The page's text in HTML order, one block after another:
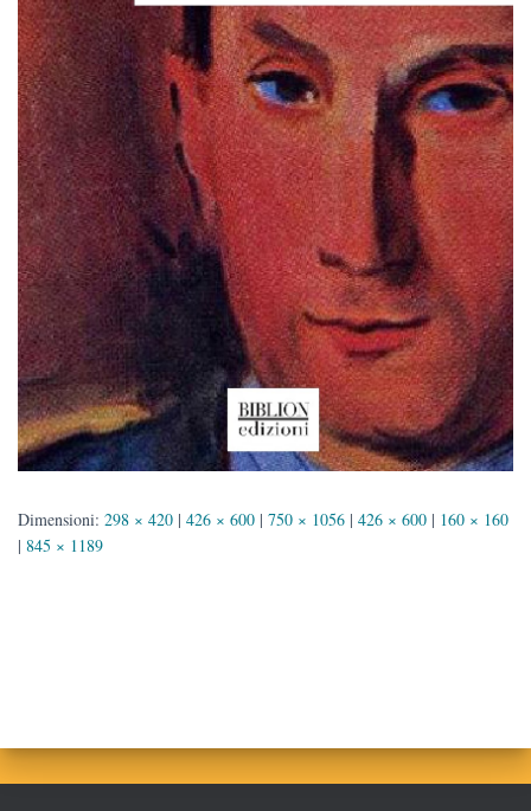
Dimensioni: 298 × 420 | 426 × 600 | 750 × 1056 | 426 × 600 | 160 × 160
| 845 × 1189